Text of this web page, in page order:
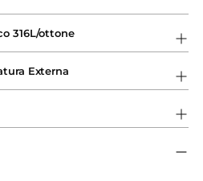
316L/ottone
Externa